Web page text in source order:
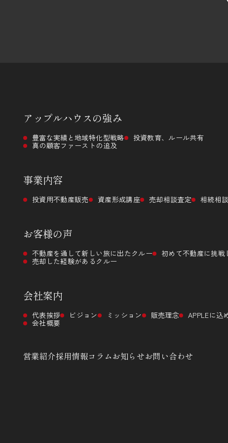
アップルハウスの強み
豊富な実績と地域特化型戦略
投資教育、ルール共有
真の顧客ファーストの追及
事業内容
投資用不動産販売 資産形成講座 売却相談査定 相続相談
お客様の声
不動産を通して新しい旅に出たクルー
初めて不動産に挑戦
売却した経験があるクルー
会社案内
代表挨拶 ビジョン ミッション 販売理念
APPLEに込
会社概要
営業紹介採用情報コラムお知らせお問い合わせ